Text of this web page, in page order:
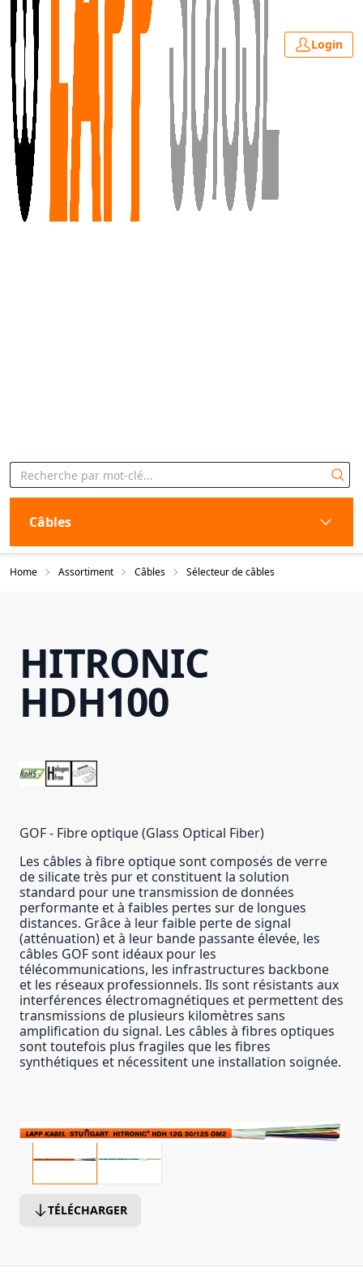
Login
Câbles
Home Assortiment Câbles Sélecteur de câbles
HITRONIC
HDH100
GOF - Fibre optique (Glass Optical Fiber)
Les câbles à fibre optique sont composés de verre
de silicate très pur et constituent la solution
standard pour une transmission de données
performante et à faibles pertes sur de longues
distances. Grâce à leur faible perte de signal
(atténuation) et à leur bande passante élevée, les
câbles GOF sont idéaux pour les
télécommunications, les infrastructures backbone
et les réseaux professionnels. Ils sont résistants aux
interférences électromagnétiques et permettent des
transmissions de plusieurs kilomètres sans
amplification du signal. Les câbles à fibres optiques
sont toutefois plus fragiles que les fibres
synthétiques et nécessitent une installation soignée.
TÉLÉCHARGER